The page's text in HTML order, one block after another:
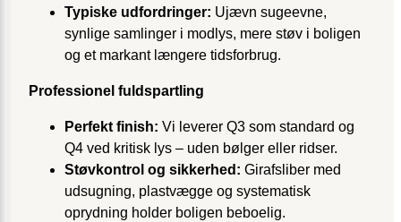
Typiske udfordringer: Ujævn sugeevne,
synlige samlinger i modlys, mere støv i boligen
og et markant længere tidsforbrug.
Professionel fuldspartling
Perfekt finish: Vi leverer Q3 som standard og
Q4 ved kritisk lys – uden bølger eller ridser.
Støvkontrol og sikkerhed: Girafsliber med
udsugning, plastvægge og systematisk
oprydning holder boligen beboelig.